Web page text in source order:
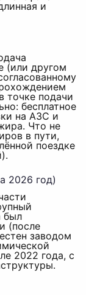
и
(или другом
подачи
бесплатное
на АЗС и
Что не
в пути,
поездке
2026 год)
был
(после
заводом
2022 года, с